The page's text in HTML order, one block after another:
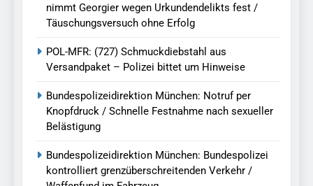
nimmt Georgier wegen Urkundendelikts fest /
Täuschungsversuch ohne Erfolg
POL-MFR: (727) Schmuckdiebstahl aus
Versandpaket – Polizei bittet um Hinweise
Bundespolizeidirektion München: Notruf per
Knopfdruck / Schnelle Festnahme nach sexueller
Belästigung
Bundespolizeidirektion München: Bundespolizei
kontrolliert grenzüberschreitenden Verkehr /